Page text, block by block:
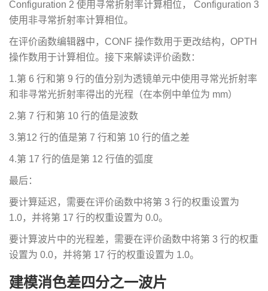
Configuration 2 使用寻常折射率计算相位， Configuration 3
使用非寻常折射率计算相位。
在评价函数编辑器中，CONF 操作数用于更改结构，OPTH
操作数用于计算相位。接下来解读评价函数：
1.第 6 行和第 9 行的值分别为透镜单元中使用寻常光折射率
和非寻常光折射率得出的光程（在本例中单位为 mm）
2.第 7 行和第 10 行的值是波数
3.第12 行的值是第 7 行和第 10 行的值之差
4.第 17 行的值是第 12 行值的弧度
最后：
要计算延迟，需要在评价函数中将第 3 行的权重设置为
1.0，并将第 17 行的权重设置为 0.0。
要计算波片中的光程差，需要在评价函数中将第 3 行的权重
设置为 0.0，并将第 17 行的权重设置为 1.0。
建模消色差四分之一波片